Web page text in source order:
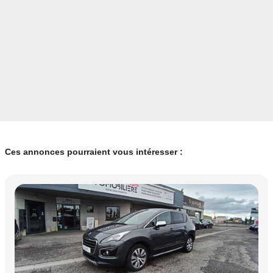
Ces annonces pourraient vous intéresser :